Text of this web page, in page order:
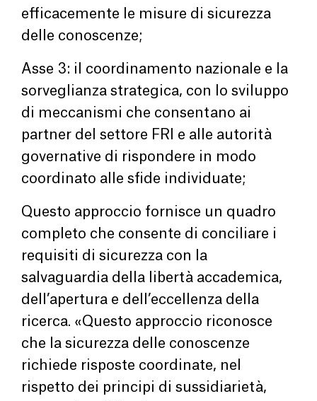
efficacemente le misure di sicurezza
delle conoscenze;
Asse 3: il coordinamento nazionale e la
sorveglianza strategica, con lo sviluppo
di meccanismi che consentano ai
partner del settore FRI e alle autorità
governative di rispondere in modo
coordinato alle sfide individuate;
Questo approccio fornisce un quadro
completo che consente di conciliare i
requisiti di sicurezza con la
salvaguardia della libertà accademica,
dell’apertura e dell’eccellenza della
ricerca. «Questo approccio riconosce
che la sicurezza delle conoscenze
richiede risposte coordinate, nel
rispetto dei principi di sussidiarietà,